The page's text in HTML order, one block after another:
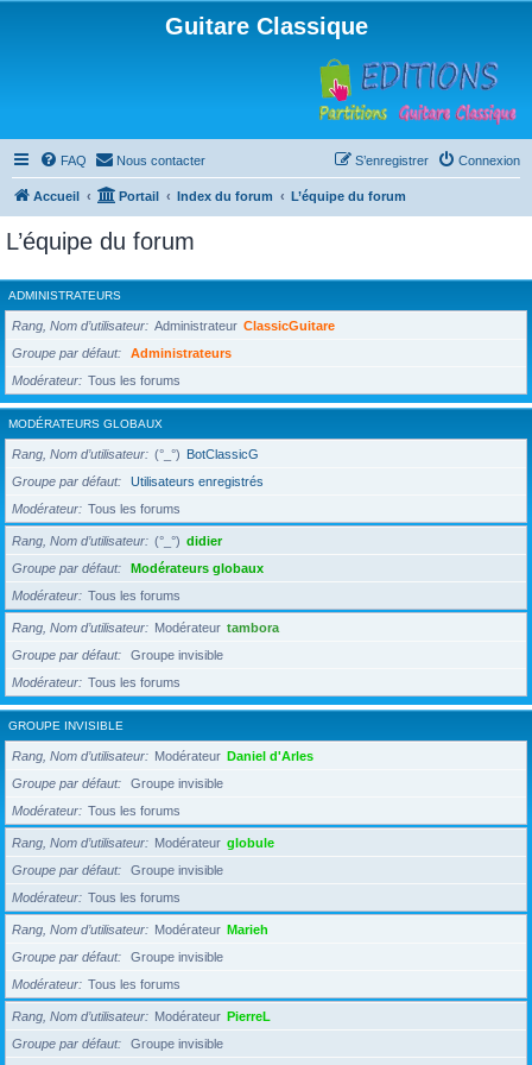
Guitare Classique
FAQ Nous contacter Connexion
S’enregistrer
Accueil Portail Index du forum L’équipe du forum
L’équipe du forum
ADMINISTRATEURS
Rang, Nom d’utilisateur Administrateur ClassicGuitare
Groupe par défaut
Administrateurs
Modérateur
Tous les forums
MODÉRATEURS GLOBAUX
Rang, Nom d’utilisateur (°_°) BotClassicG
Groupe par défaut
Utilisateurs enregistrés
Modérateur
Tous les forums
Rang, Nom d’utilisateur (°_°) didier
Groupe par défaut
Modérateurs globaux
Modérateur
Tous les forums
Rang, Nom d’utilisateur Modérateur tambora
Groupe par défaut
Groupe invisible
Modérateur
Tous les forums
GROUPE INVISIBLE
Rang, Nom d’utilisateur Modérateur Daniel d'Arles
Groupe par défaut
Groupe invisible
Modérateur
Tous les forums
Rang, Nom d’utilisateur Modérateur globule
Groupe par défaut
Groupe invisible
Modérateur
Tous les forums
Rang, Nom d’utilisateur Modérateur Marieh
Groupe par défaut
Groupe invisible
Modérateur
Tous les forums
Rang, Nom d’utilisateur Modérateur PierreL
Groupe par défaut
Groupe invisible